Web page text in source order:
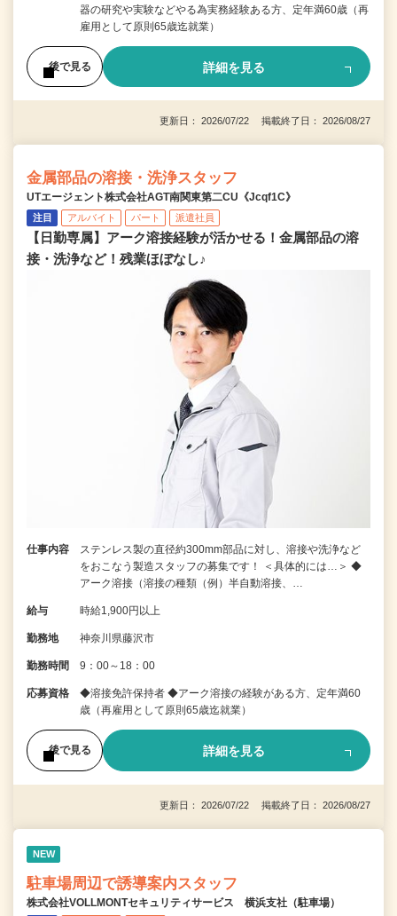
器の研究や実験などやる為実務経験ある方、定年満60歳（再
雇用として原則65歳迄就業）
後で見る 詳細を見る
更新日： 2026/07/22 掲載終了日： 2026/08/27
金属部品の溶接・洗浄スタッフ
UTエージェント株式会社AGT南関東第二CU《Jcqf1C》
注目 アルバイト パート 派遣社員
【日勤専属】アーク溶接経験が活かせる！金属部品の溶
接・洗浄など！残業ほぼなし♪
仕事内容
ステンレス製の直径約300mm部品に対し、溶接や洗浄など
をおこなう製造スタッフの募集です！ ＜具体的には…＞ ◆
アーク溶接（溶接の種類（例）半自動溶接、…
給与 時給1,900円以上
勤務地 神奈川県藤沢市
勤務時間 9：00～18：00
応募資格
◆溶接免許保持者 ◆アーク溶接の経験がある方、定年満60
歳（再雇用として原則65歳迄就業）
後で見る 詳細を見る
更新日： 2026/07/22 掲載終了日： 2026/08/27
NEW
駐車場周辺で誘導案内スタッフ
株式会社VOLLMONTセキュリティサービス 横浜支社（駐車場）